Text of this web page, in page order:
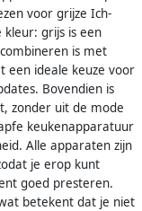
voor grijze Ich-
kleur: grijs is een
is met
een ideale keuze voor
Bovendien is
zonder uit de mode
keukenapparatuur
Alle apparaten zijn
je erop kunt
goed presteren.
betekent dat je niet